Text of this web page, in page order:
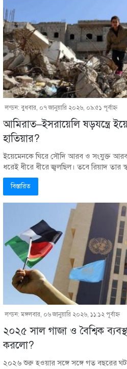
লন্ডন: বুধবার, ০৭ জানুয়ারি ২০২৬, ০৯:৫১ পূর্বাহ্ণ
আমিরাত–ইসরায়েলি ষড়যন্ত্রে
হাতিয়ার?
ইয়েমেনকে ঘিরে সৌদি আরব ও সংযুক্ত আরব
ধরেই ধীরে ধীরে জ্বলছিল। তবে রিয়াদ তার
বিস্তারিত
লন্ডন: মঙ্গলবার, ০৬ জানুয়ারি ২০২৬, ১১:১২ পূর্বাহ্ণ
২০২৫ সাল গাজা ও বৈশ্বিক
করলো?
২০২৬ শুরু হওয়ার সঙ্গে সঙ্গে গত বছরের